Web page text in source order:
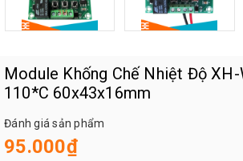
Module Khống Chế Nhiệt Độ
110*C 60x43x16mm
Đánh giá sản phẩm
95.000₫